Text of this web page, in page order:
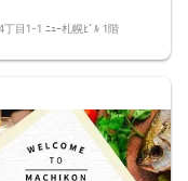
ださい。
ルな格好でおこしになら
以上のお申し込みからに
場合や開催判断人数を下
目1-1 ﾆｭｰ札幌ﾋﾞﾙ 1階